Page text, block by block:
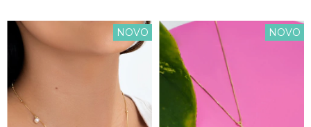
NOVO NOVO